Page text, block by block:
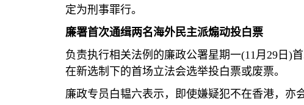
定为刑事罪行。
廉署首次通缉两名海外民主派煽动投白票
负责执行相关法例的廉政公署星期一(11月 29 日 )
在新选制下的首场立法会选举投白票或废票。
廉政专员白韫六表示，即使嫌疑犯不在香港，亦